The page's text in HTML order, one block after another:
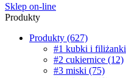
Sklep on-line
Produkty
Produkty (627)
#1 kubki i filiżanki
#2 cukiernice (12)
#3 miski (75)